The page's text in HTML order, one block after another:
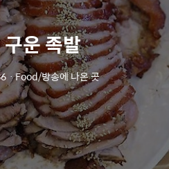
운 족발
ㆍFood/방송에 나온 곳